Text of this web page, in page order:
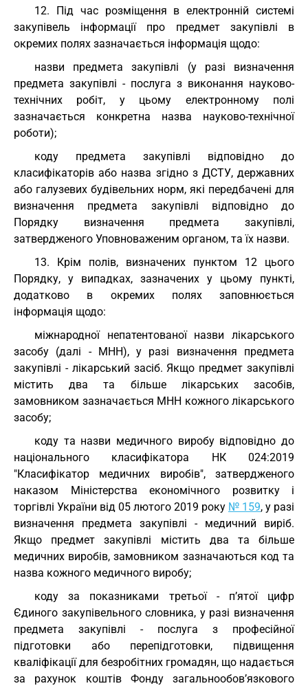
12. Під час розміщення в електронній системі
закупівель інформації про предмет закупівлі в
окремих полях зазначається інформація щодо:
назви предмета закупівлі (у разі визначення
предмета закупівлі - послуга з виконання науково-
технічних робіт, у цьому електронному полі
зазначається конкретна назва науково-технічної
роботи);
коду предмета закупівлі відповідно до
класифікаторів або назва згідно з ДСТУ, державних
або галузевих будівельних норм, які передбачені для
визначення предмета закупівлі відповідно до
Порядку визначення предмета закупівлі,
затвердженого Уповноваженим органом, та їх назви.
13. Крім полів, визначених пунктом 12 цього
Порядку, у випадках, зазначених у цьому пункті,
додатково в окремих полях заповнюється
інформація щодо:
міжнародної непатентованої назви лікарського
засобу (далі - МНН), у разі визначення предмета
закупівлі - лікарський засіб. Якщо предмет закупівлі
містить два та більше лікарських засобів,
замовником зазначається МНН кожного лікарського
засобу;
коду та назви медичного виробу відповідно до
національного класифікатора НК 024:2019
"Класифікатор медичних виробів", затвердженого
наказом Міністерства економічного розвитку і
торгівлі України від 05 лютого 2019 року № 159, у разі
визначення предмета закупівлі - медичний виріб.
Якщо предмет закупівлі містить два та більше
медичних виробів, замовником зазначаються код та
назва кожного медичного виробу;
коду за показниками третьої - п’ятої цифр
Єдиного закупівельного словника, у разі визначення
предмета закупівлі - послуга з професійної
підготовки або перепідготовки, підвищення
кваліфікації для безробітних громадян, що надається
за рахунок коштів Фонду загальнообов’язкового